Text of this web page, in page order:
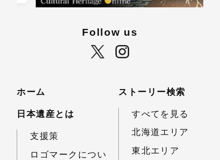
Follow us
ホーム
日本遺産とは
支援策
ロゴマークについ
ストーリー検索
すべてを見る
北海道エリア
東北エリア